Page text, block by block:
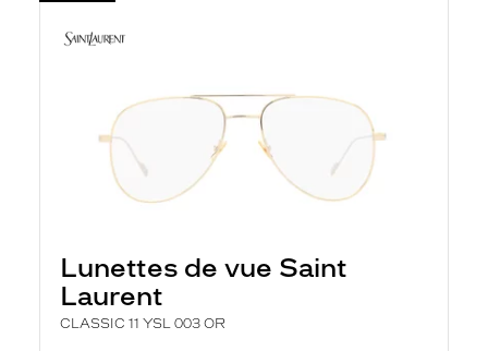
Lunettes de vue Saint
Laurent
CLASSIC 11 YSL 003 OR